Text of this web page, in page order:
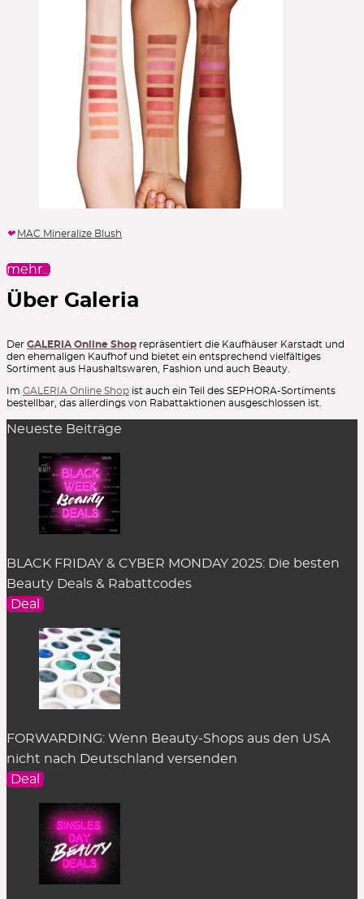
MAC Mineralize Blush
mehr…
Über Galeria
Der GALERIA Online Shop repräsentiert die Kaufhäuser Karstadt und
den ehemaligen Kaufhof und bietet ein entsprechend vielfältiges
Sortiment aus Haushaltswaren, Fashion und auch Beauty.
Im GALERIA Online Shop ist auch ein Teil des SEPHORA-Sortiments
bestellbar, das allerdings von Rabattaktionen ausgeschlossen ist.
Neueste Beiträge
BLACK FRIDAY & CYBER MONDAY 2025: Die besten
Beauty Deals & Rabattcodes
Deal
FORWARDING: Wenn Beauty-Shops aus den USA
nicht nach Deutschland versenden
Deal